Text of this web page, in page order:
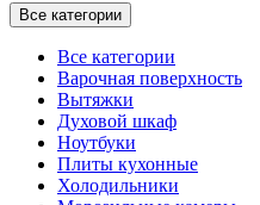
Все категории
Все категории
Варочная поверхность
Вытяжки
Духовой шкаф
Ноутбуки
Плиты кухонные
Холодильники